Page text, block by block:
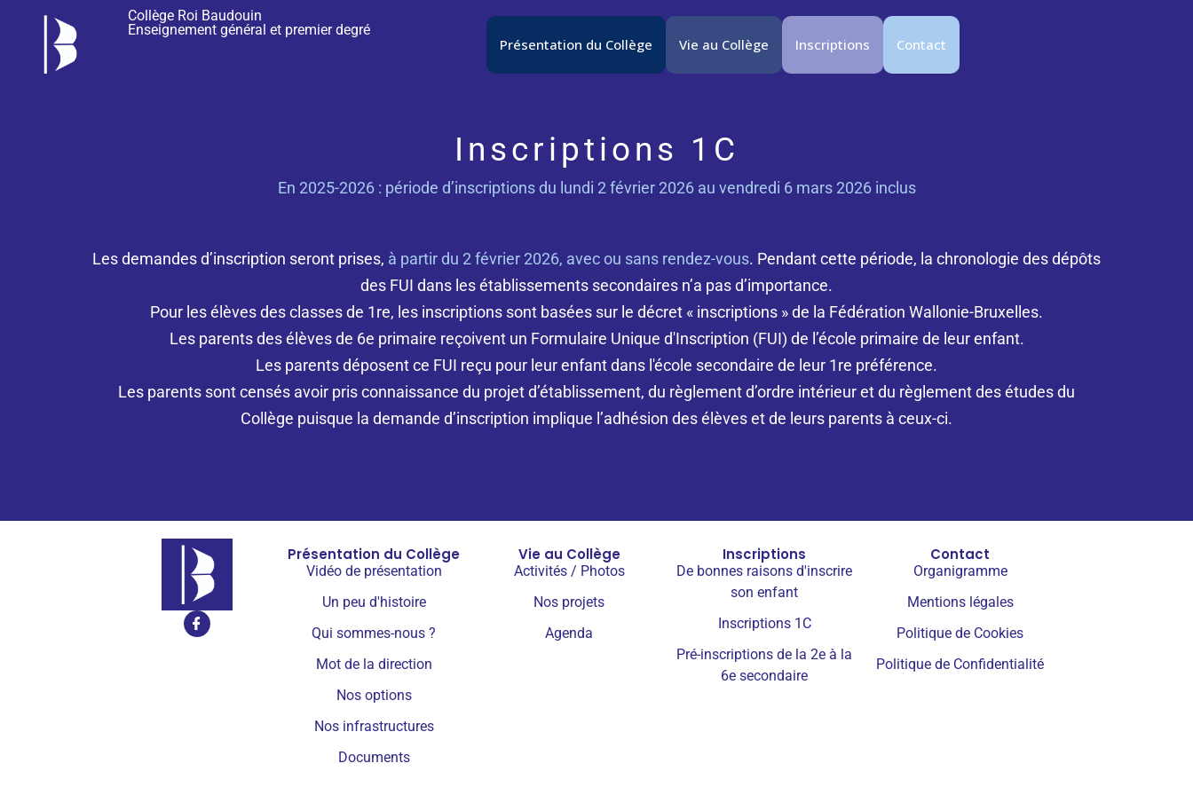
Collège Roi Baudouin
Enseignement général et premier degré
Présentation du Collège Vie au Collège Inscriptions Contact
Inscriptions 1C
En 2025-2026 : période d’inscriptions du lundi 2 février 2026 au vendredi 6 mars 2026 inclus
Les demandes d’inscription seront prises, à partir du 2 février 2026, avec ou sans rendez-vous. Pendant cette période, la chronologie des dépôts
des FUI dans les établissements secondaires n’a pas d’importance.
Pour les élèves des classes de 1re, les inscriptions sont basées sur le décret « inscriptions » de la Fédération Wallonie-Bruxelles.
Les parents des élèves de 6e primaire reçoivent un Formulaire Unique d'Inscription (FUI) de l’école primaire de leur enfant.
Les parents déposent ce FUI reçu pour leur enfant dans l'école secondaire de leur 1re préférence.
Les parents sont censés avoir pris connaissance du projet d’établissement, du règlement d’ordre intérieur et du règlement des études du
Collège puisque la demande d’inscription implique l’adhésion des élèves et de leurs parents à ceux-ci.
Présentation du Collège
Vidéo de présentation
Un peu d'histoire
Qui sommes-nous ?
Mot de la direction
Nos options
Nos infrastructures
Documents
Vie au Collège
Activités / Photos
Nos projets
Agenda
Inscriptions
De bonnes raisons d'inscrire
son enfant
Inscriptions 1C
Pré-inscriptions de la 2e à la
6e secondaire
Contact
Organigramme
Mentions légales
Politique de Cookies
Politique de Confidentialité